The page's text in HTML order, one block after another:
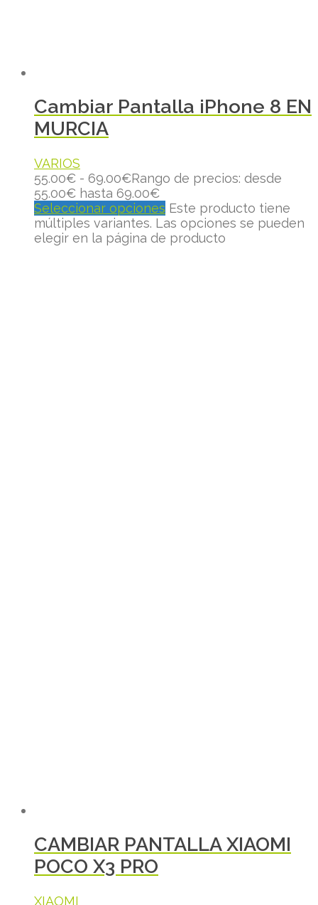
Cambiar Pantalla iPhone 8 EN
MURCIA
VARIOS
55.00€ - 69.00€Rango de precios: desde
55.00€ hasta 69.00€
Seleccionar opciones Este producto tiene
múltiples variantes. Las opciones se pueden
elegir en la página de producto
CAMBIAR PANTALLA XIAOMI
POCO X3 PRO
XIAOMI